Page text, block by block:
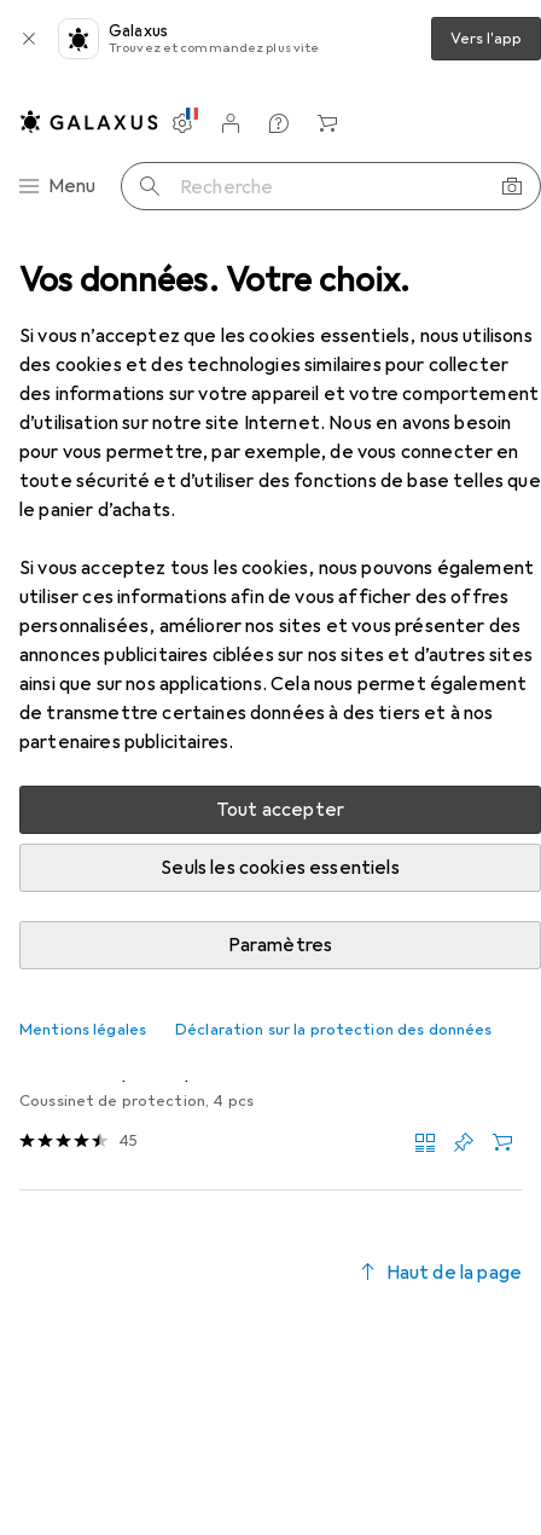
Vos données. Votre choix.
Si vous n’acceptez que les cookies essentiels, nous utilisons
des cookies et des technologies similaires pour collecter
des informations sur votre appareil et votre comportement
d’utilisation sur notre site Internet. Nous en avons besoin
pour vous permettre, par exemple, de vous connecter en
toute sécurité et d’utiliser des fonctions de base telles que
le panier d’achats.
Si vous acceptez tous les cookies, nous pouvons également
utiliser ces informations afin de vous afficher des offres
personnalisées, améliorer nos sites et vous présenter des
annonces publicitaires ciblées sur nos sites et d’autres sites
ainsi que sur nos applications. Cela nous permet également
de transmettre certaines données à des tiers et à nos
partenaires publicitaires.
Tout accepter
Seuls les cookies essentiels
Paramètres
Mentions légales Déclaration sur la protection des données
Galaxus
Trouvez et commandez plus vite Vers l'app
Navigation par catégorie
Menu Recherche
Paramètres
Compte client
Listes de comparaison
Listes d'envies
Panier
pour serrure interchangeable 59120 avec bascule
EUR
34,90
Glutz
Goupilles de connexion pour
serrure interchangeable 59120 avec
bascule
Garniture de porte
Accessoires pour Glutz Goupilles
de connexion pour serrure
interchangeable 59120 avec
bascule
Ici, vous trouverez des accessoires compatibles avec le
produit Glutz Goupilles de connexion pour serrure
interchangeable 59120 avec bascule de la catégorie Patin
pour meubles + buttoir.
Pertinence
Liste des produits
Coussinet de protection, 4 pcs
45
Haut de la page